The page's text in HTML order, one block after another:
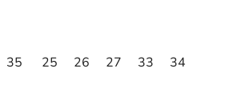
35 25 26 27 33 34